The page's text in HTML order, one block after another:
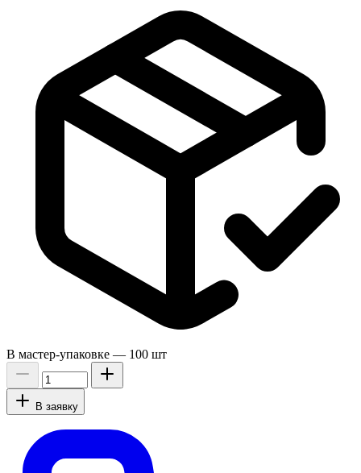
В мастер-упаковке — 100 шт
В заявку